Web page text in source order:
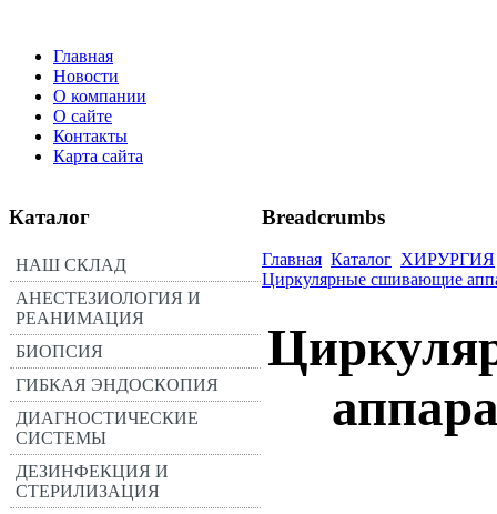
Главная
Новости
О компании
О сайте
Контакты
Карта сайта
Каталог
НАШ СКЛАД
АНЕСТЕЗИОЛОГИЯ И
РЕАНИМАЦИЯ
БИОПСИЯ
ГИБКАЯ ЭНДОСКОПИЯ
ДИАГНОСТИЧЕСКИЕ
СИСТЕМЫ
ДЕЗИНФЕКЦИЯ И
СТЕРИЛИЗАЦИЯ
Breadcrumbs
Главная Каталог ХИРУРГИЯ
Циркулярные сшивающие